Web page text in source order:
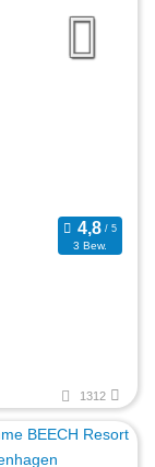
3 Bew.
1312